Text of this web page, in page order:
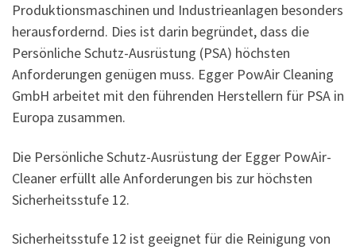
Produktionsmaschinen und Industrieanlagen besonders
herausfordernd. Dies ist darin begründet, dass die
Persönliche Schutz-Ausrüstung (PSA) höchsten
Anforderungen genügen muss. Egger PowAir Cleaning
GmbH arbeitet mit den führenden Herstellern für PSA in
Europa zusammen.
Die Persönliche Schutz-Ausrüstung der Egger PowAir-
Cleaner erfüllt alle Anforderungen bis zur höchsten
Sicherheitsstufe 12.
Sicherheitsstufe 12 ist geeignet für die Reinigung von